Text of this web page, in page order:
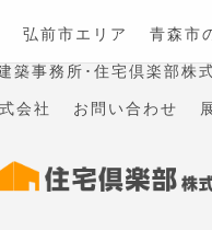
弘前市エリア 青森市
築事務所･住宅倶楽部株
会社 お問い合わせ